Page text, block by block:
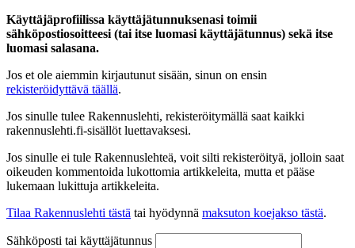
Käyttäjäprofiilissa käyttäjätunnuksenasi toimii
sähköpostiosoitteesi (tai itse luomasi käyttäjätunnus) sekä itse
luomasi salasana.
Jos et ole aiemmin kirjautunut sisään, sinun on ensin
rekisteröidyttävä täällä.
Jos sinulle tulee Rakennuslehti, rekisteröitymällä saat kaikki
rakennuslehti.fi-sisällöt luettavaksesi.
Jos sinulle ei tule Rakennuslehteä, voit silti rekisteröityä, jolloin saat
oikeuden kommentoida lukottomia artikkeleita, mutta et pääse
lukemaan lukittuja artikkeleita.
Tilaa Rakennuslehti tästä tai hyödynnä maksuton koejakso tästä.
Sähköposti tai käyttäjätunnus